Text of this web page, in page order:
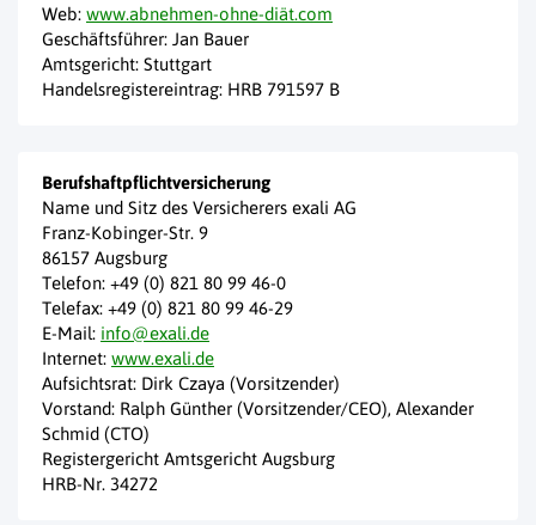
erhalten". Danach wird sich ein Mitarbeiter aus dem
Support melden und Ihnen einen neuen Zugang
einrichten.
welches Produkt sie genau widerrufen möchten.
Wichtig:
Digistore24 GmbH in Rechnung gestellt wird.
Web: www.abnehmen-ohne-diät.com
Geschäftsführer: Jan Bauer
Amtsgericht: Stuttgart
Handelsregistereintrag: HRB 791597 B
Berufshaftpflichtversicherung
Name und Sitz des Versicherers exali AG
Franz-Kobinger-Str. 9
86157 Augsburg
Telefon: +49 (0) 821 80 99 46-0
Telefax: +49 (0) 821 80 99 46-29
E-Mail: info@exali.de
Internet: www.exali.de
Aufsichtsrat: Dirk Czaya (Vorsitzender)
Vorstand: Ralph Günther (Vorsitzender/CEO), Alexander
Schmid (CTO)
Registergericht Amtsgericht Augsburg
HRB-Nr. 34272